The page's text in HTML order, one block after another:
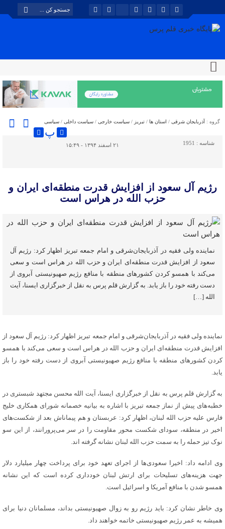
گروه : آذربایجان شرقی / استان ها / تبریز / سیاست خارجی / سیاست داخلی / سیاسی
پ
شناسه : 1951 ۲۱ اسفند ۱۳۹۴ - ۱۵:۴۹
رژیم آل سعود از افزایش قدرت منطقه‌ای ایران و
حزب الله در هراس است
نماینده ولی فقیه در آذربایجان‌شرقی و امام جمعه تبریز اظهار کرد: رژیم آل
سعود از افزایش قدرت منطقه‌ای ایران و حزب الله در هراس است و سعی
می‌کند با همسو کردن کشورهای منطقه با منافع رژیم صهیونیستی آبروی از
دست رفته خود را باز یابد. به گزارش قلم پرس به نقل از خبرگزاری ایسنا، آیت
الله […]
نماینده ولی فقیه در آذربایجان‌شرقی و امام جمعه تبریز اظهار کرد: رژیم آل سعود از
افزایش قدرت منطقه‌ای ایران و حزب الله در هراس است و سعی می‌کند با همسو
کردن کشورهای منطقه با منافع رژیم صهیونیستی آبروی از دست رفته خود را باز
یابد.
به گزارش قلم پرس به نقل از خبرگزاری ایسنا، آیت الله محسن مجتهد شبستری در
خطبه‌های پیش از نماز جمعه تبریز با اشاره به بیانیه خصمانه شورای همکاری خلیج
فارس علیه حزب الله لبنان، اظهار کرد: عربستان و هم پیماناش بعد از شکست‌های
اخیر در منطقه، سودای شکست محور مقاومت را در سر می‌پرورانند، از این سو
نوک تیز حمله را به سمت حزب الله لبنان نشانه گرفته اند.
وی ادامه داد: اخیرا سعودی‌ها از اجرای تعهد خود برای پرداخت چهار میلیارد دلار
جهت هزینه‌های تسلیحات برای ارتش لبنان خودداری کرده است که این نشانه
همسو شدن با منافع آمریکا و اسرائیل است.
وی خاطر نشان کرد: باید رژیم رو به زوال صهیونیستی بداند، مسلمانان دنیا برای
همیشه به عمر رژیم صهیونیستی خاتمه خواهند داد.